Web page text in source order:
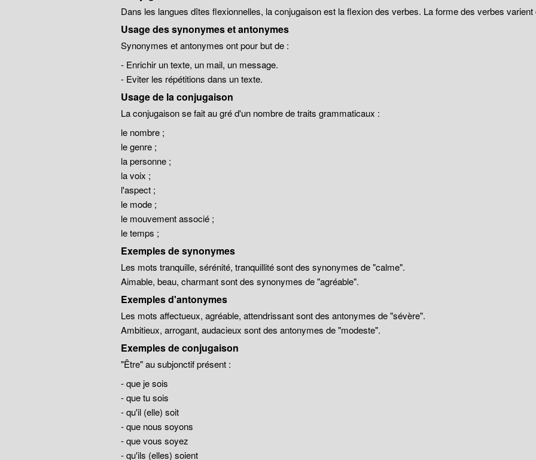
Dans les langues dîtes flexionnelles, la conjugaison est la flexion des verbes. La forme des verbes
Usage des synonymes et antonymes
Synonymes et antonymes ont pour but de :
- Enrichir un texte, un mail, un message.
- Eviter les répétitions dans un texte.
Usage de la conjugaison
La conjugaison se fait au gré d'un nombre de traits grammaticaux :
le nombre ;
le genre ;
la personne ;
la voix ;
l'aspect ;
le mode ;
le mouvement associé ;
le temps ;
Exemples de synonymes
Les mots tranquille, sérénité, tranquillité sont des synonymes de "calme".
Aimable, beau, charmant sont des synonymes de "agréable".
Exemples d'antonymes
Les mots affectueux, agréable, attendrissant sont des antonymes de "sévère".
Ambitieux, arrogant, audacieux sont des antonymes de "modeste".
Exemples de conjugaison
"Être" au subjonctif présent :
- que je sois
- que tu sois
- qu'il (elle) soit
- que nous soyons
- que vous soyez
- qu'ils (elles) soient